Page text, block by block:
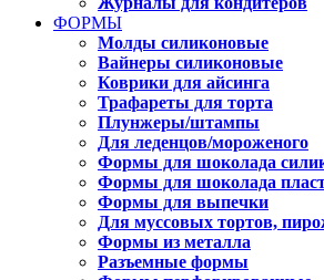
ФОРМЫ
Молды силиконовые
Вайнеры силиконовые
Коврики для айсинга
Трафареты для торта
Плунжеры/штампы
Для леденцов/мороженого
Формы для шоколада
Формы для шоколада
Формы для выпечки
Для муссовых тортов,
Формы из металла
Разъемные формы